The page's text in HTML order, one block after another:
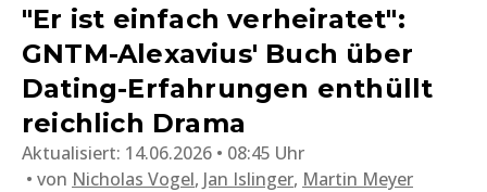
"Er ist einfach verheiratet":
GNTM-Alexavius' Buch über
Dating-Erfahrungen enthüllt
reichlich Drama
Aktualisiert: 14.06.2026 • 08:45 Uhr
von Nicholas Vogel, Jan Islinger, Martin Meyer